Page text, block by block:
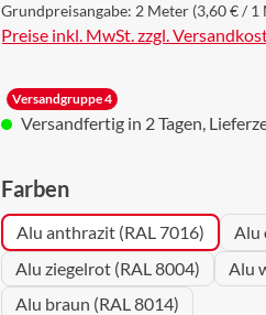
Grundpreisangabe: 2 Meter (3,60 € / 1
Preise inkl. MwSt. zzgl.
Versandgruppe 4
Versandfertig in 2 Tagen,
Farbenauswählen
Alu anthrazit (RAL 7016)
Alu
Alu ziegelrot (RAL 8004)
Alu
Alu braun (RAL 8014)